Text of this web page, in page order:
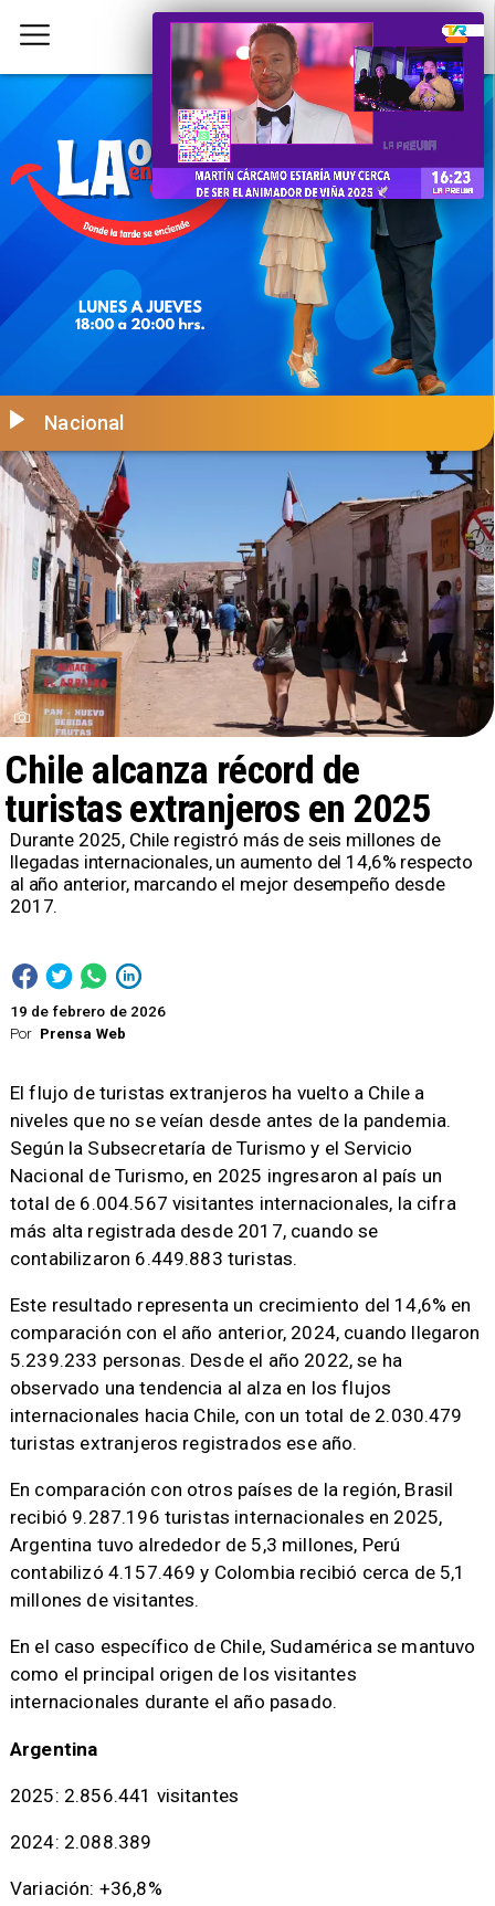
Por Prensa Web
Chile alcanza récord de
turistas extranjeros en 2025
Nacional
19 de febrero de 2026
Durante 2025, Chile registró más de seis millones de
llegadas internacionales, un aumento del 14,6% respecto
al año anterior, marcando el mejor desempeño desde
2017.
El flujo de turistas extranjeros ha vuelto a Chile a
niveles que no se veían desde antes de la pandemia.
Según la Subsecretaría de Turismo y el Servicio
Nacional de Turismo, en 2025 ingresaron al país un
total de 6.004.567 visitantes internacionales, la cifra
más alta registrada desde 2017, cuando se
contabilizaron 6.449.883 turistas.
Este resultado representa un crecimiento del 14,6% en
comparación con el año anterior, 2024, cuando llegaron
5.239.233 personas. Desde el año 2022, se ha
observado una tendencia al alza en los flujos
internacionales hacia Chile, con un total de 2.030.479
turistas extranjeros registrados ese año.
En comparación con otros países de la región, Brasil
recibió 9.287.196 turistas internacionales en 2025,
Argentina tuvo alrededor de 5,3 millones, Perú
contabilizó 4.157.469 y Colombia recibió cerca de 5,1
millones de visitantes.
En el caso específico de Chile, Sudamérica se mantuvo
como el principal origen de los visitantes
internacionales durante el año pasado.
Argentina
2025: 2.856.441 visitantes
2024: 2.088.389
Variación: +36,8%